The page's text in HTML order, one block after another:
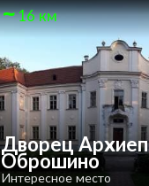
16 км
Дворец
Оброшино
Интересное место